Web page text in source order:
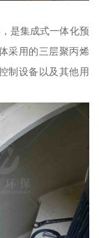
是集成式一体化预
采用的三层聚丙烯
制设备以及其他用